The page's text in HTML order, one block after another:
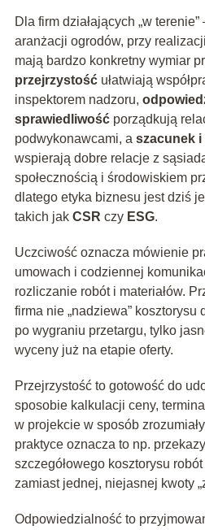
Dla firm działających „w
aranżacji ogrodów, przy
mają bardzo konkretny wymiar
przejrzystośćułatwiają
inspektorem nadzoru,
sprawiedliwośćporządkują
podwykonawcami, a szacunek
wspierają dobre relacje z
społecznością i środowiskiem
dlatego etyka biznesu jest dziś
takich jak CSR czy ESG.
Uczciwość oznacza mówienie
umowach i codziennej
rozliczanie robót i materiałów.
firma nie „nadziewa” kosztorysu
po wygraniu przetargu, tylko
wyceny już na etapie oferty.
Przejrzystość to gotowość do
sposobie kalkulacji ceny,
w projekcie w sposób
praktyce oznacza to np.
szczegółowego kosztorysu
zamiast jednej, niejasnej kwoty
Odpowiedzialność to